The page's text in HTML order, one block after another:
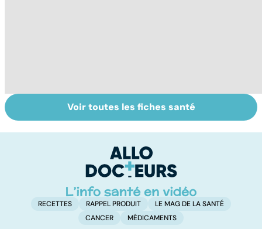
Tout savoir sur
les infections
Inflammation des
amygdales : que
d'angine ?
Voir toutes les fiches santé
RECETTES RAPPEL PRODUIT
LE MAG DE LA SANTÉ
CANCER
MÉDICAMENTS